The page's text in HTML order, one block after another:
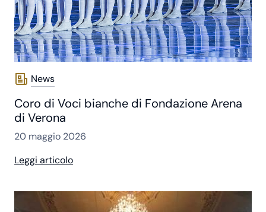
News
Coro di Voci bianche di Fondazione Arena
di Verona
20 maggio 2026
Leggi articolo